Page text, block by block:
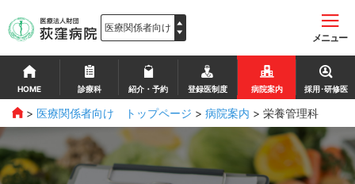
メニュー
HOME 診療科 紹介・予約 登録医制度 病院案内 採用･研修医
> 医療関係者向け トップページ > 病院案内 > 栄養管理科